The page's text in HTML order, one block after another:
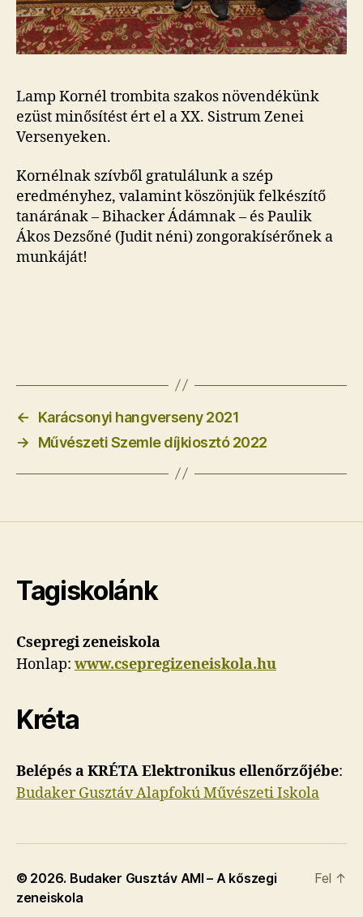
Lamp Kornél trombita szakos növendékünk
ezüst minősítést ért el a XX. Sistrum Zenei
Versenyeken.
Kornélnak szívből gratulálunk a szép
eredményhez, valamint köszönjük felkészítő
tanárának – Bihacker Ádámnak – és Paulik
Ákos Dezsőné (Judit néni) zongorakísérőnek a
munkáját!
←
Karácsonyi hangverseny 2021
→
Művészeti Szemle díjkiosztó 2022
Tagiskolánk
Csepregi zeneiskola
Honlap: www.csepregizeneiskola.hu
Kréta
Belépés a KRÉTA Elektronikus ellenőrzőjébe:
Budaker Gusztáv Alapfokú Művészeti Iskola
© 2026. Budaker Gusztáv AMI – A kőszegi
zeneiskola
Fel ↑